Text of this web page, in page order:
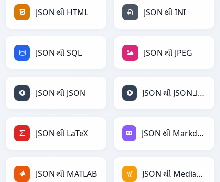
JSON થી HTML JSON થી INI
JSON થી SQL JSON થી JPEG
JSON થી JSON JSON થી JSONLines
JSON થી LaTeX JSON થી Markdown
JSON થી MATLAB JSON થી MediaWiki